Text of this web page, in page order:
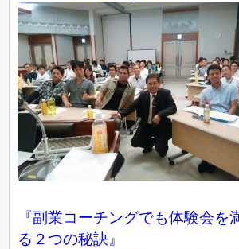
『副業コーチングでも体験会を
る２つの秘訣』